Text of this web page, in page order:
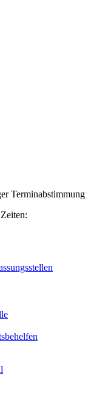
Terminabstimmung